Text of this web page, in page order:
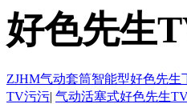
好色先生
ZJHM气动套筒智能型好色先
TV污污| 气动活塞式好色先生